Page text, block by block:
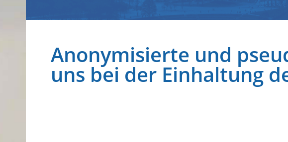
Anonymisierte und
uns bei der Einhaltung